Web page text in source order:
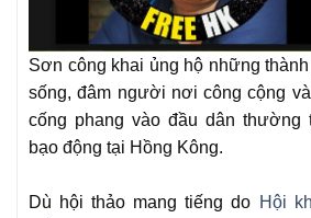
Sơn công khai ủng hộ những
sống, đâm người nơi công cộng
cống phang vào đầu dân thường
bạo động tại Hồng Kông.
Dù hội thảo mang tiếng do Hội